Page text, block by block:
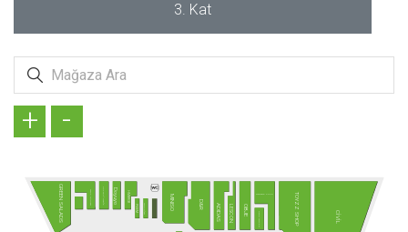
3. Kat
ADIDAS CİVİL
D&R
DAVID WALKER
GREEN SALADS HMBRGR
KÖFTECİ RAMİZ
LESCON
MADAME COCO
MINISO
OBJE
PİDEM
Doyuyo
TANTUNİZM
TAVUK DÜNYASI TOYZZ SHOP
+ -